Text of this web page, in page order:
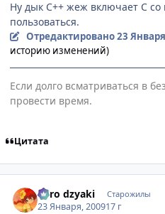
Ну дык С++ жеж включает C
пользоваться.
Отредактировано23
историю изменений)
Если долго всматриваться в
провести время.
Цитата
niiro dzyaki Старожилы
23 Января, 200917 г